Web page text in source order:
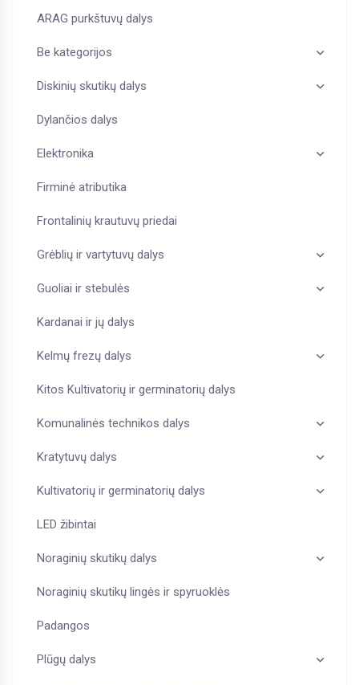
ARAG purkštuvų dalys
Be kategorijos
Diskinių skutikų dalys
Dylančios dalys
Elektronika
Firminė atributika
Frontalinių krautuvų priedai
Grėblių ir vartytuvų dalys
Guoliai ir stebulės
Kardanai ir jų dalys
Kelmų frezų dalys
Kitos Kultivatorių ir germinatorių dalys
Komunalinės technikos dalys
Kratytuvų dalys
Kultivatorių ir germinatorių dalys
LED žibintai
Noraginių skutikų dalys
Noraginių skutikų lingės ir spyruoklės
Padangos
Plūgų dalys